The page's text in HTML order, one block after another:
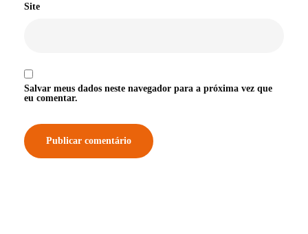
Site
Salvar meus dados neste navegador para a próxima vez que
eu comentar.